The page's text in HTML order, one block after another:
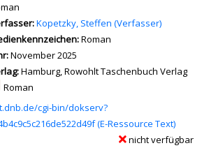
Suche nach diesem Verfasser
Kopetzky, Steffen (Verfasser)
Roman
November 2025
Hamburg, Rowohlt Taschenbuch Verlag
Mediengruppe:
Roman
Medieninhalt - wird in neuem Tab geöffnet
cgi-bin/dokserv?
(E-Ressource Text)
nicht verfügbar